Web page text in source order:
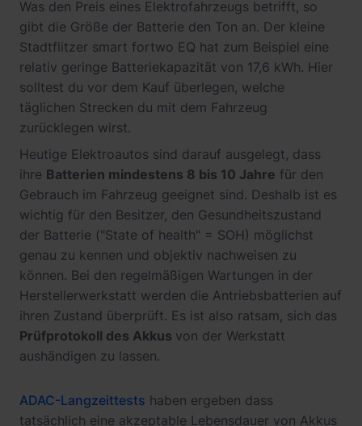
Was den Preis eines Elektrofahrzeugs betrifft, so
gibt die Größe der Batterie den Ton an. Der kleine
Stadtflitzer smart fortwo EQ hat zum Beispiel eine
relativ geringe Batteriekapazität von 17,6 kWh. Hier
solltest du vor dem Kauf überlegen, welche
täglichen Strecken du mit dem Fahrzeug
zurücklegen wirst.
Heutige Elektroautos sind darauf ausgelegt, dass
ihre Batterien mindestens 8 bis 10 Jahre für den
Gebrauch im Fahrzeug geeignet sind. Deshalb ist es
wichtig für den Besitzer, den Gesundheitszustand
der Batterie ("State of health" = SOH) möglichst
genau zu kennen und objektiv nachweisen zu
können. Bei den regelmäßigen Wartungen in der
Herstellerwerkstatt werden die Antriebsbatterien auf
ihren Zustand überprüft. Es ist also ratsam, sich das
Prüfprotokoll des Akkus von der Werkstatt
aushändigen zu lassen.
ADAC-Langzeittests haben ergeben dass
tatsächlich eine akzeptable Lebensdauer von Akkus